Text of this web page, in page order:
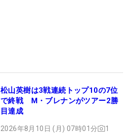
松山英樹は3戦連続トップ10の7位
で終戦 M・ブレナンがツアー2勝
目達成
2026年8月10日 (月) 07時01分 1